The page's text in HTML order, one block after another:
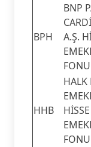
BPH
BNP
A.Ş.
FONU
HHB
HALK
FONU